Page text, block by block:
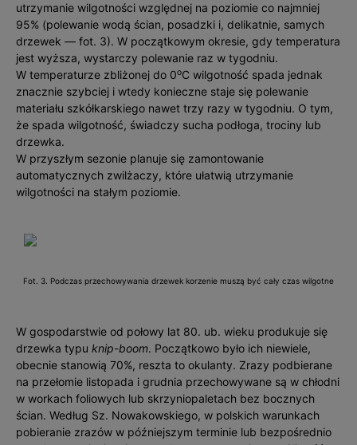
utrzymanie wilgotności względnej na poziomie co najmniej
95% (polewanie wodą ścian, posadzki i, delikatnie, samych
drzewek — fot. 3). W początkowym okresie, gdy temperatura
jest wyższa, wystarczy polewanie raz w tygodniu.
W temperaturze zbliżonej do 0oC wilgotność spada jednak
znacznie szybciej i wtedy konieczne staje się polewanie
materiału szkółkarskiego nawet trzy razy w tygodniu. O tym,
że spada wilgotność, świadczy sucha podłoga, trociny lub
drzewka.
W przyszłym sezonie planuje się zamontowanie
automatycznych zwilżaczy, które ułatwią utrzymanie
wilgotności na stałym poziomie.
Fot. 3. Podczas przechowywania drzewek korzenie muszą być cały czas wilgotne
W gospodarstwie od połowy lat 80. ub. wieku produkuje się
drzewka typu knip-boom. Początkowo było ich niewiele,
obecnie stanowią 70%, reszta to okulanty. Zrazy podbierane
na przełomie listopada i grudnia przechowywane są w chłodni
w workach foliowych lub skrzyniopaletach bez bocznych
ścian. Według Sz. Nowakowskiego, w polskich warunkach
pobieranie zrazów w późniejszym terminie lub bezpośrednio